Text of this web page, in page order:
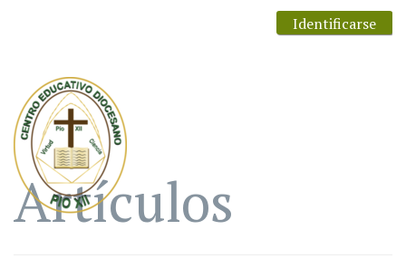
Identificarse
Artículos